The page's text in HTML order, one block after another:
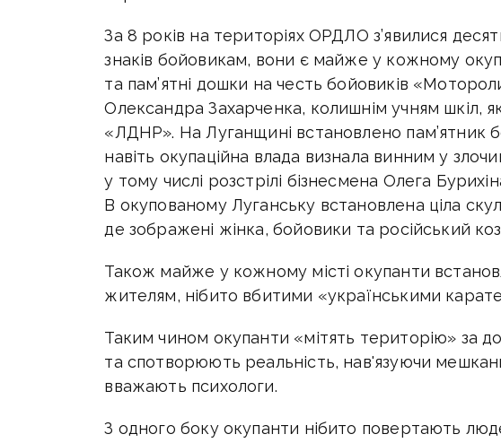
За 8 років на територіях ОРДЛО з’явилися
знаків бойовикам, вони є майже у кожному
та пам’ятні дошки на честь бойовиків
Олександра Захарченка, колишнім учням шкіл,
«ЛДНР». На Луганщині встановлено пам’ятник
навіть окупаційна влада визнала винним у
у тому числі розстрілі бізнесмена Олега
В окупованому Луганську встановлена ціла
де зображені жінка, бойовики та російський
Також майже у кожному місті окупанти
жителям, нібито вбитими «українськими
Таким чином окупанти «мітять територію» за
та спотворюють реальність, нав'язуючи
вважають психологи.
З одного боку окупанти нібито повертають